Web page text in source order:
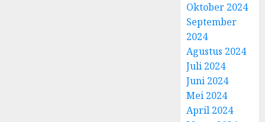
Oktober 2024
September
2024
Agustus 2024
Juli 2024
Juni 2024
Mei 2024
April 2024